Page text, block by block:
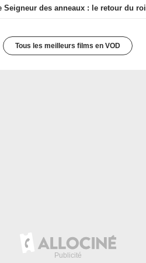
Seigneur des anneaux : le retour du roi
Tous les meilleurs films en VOD